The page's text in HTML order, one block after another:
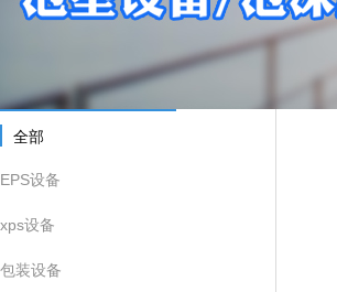
全部
EPS设备
xps设备
包装设备